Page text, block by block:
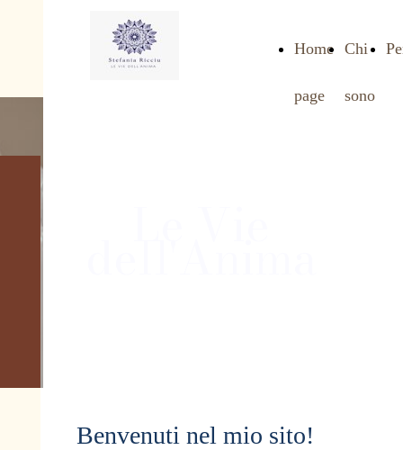
Home
page
Chi
sono
Benvenuti nel mio sito!